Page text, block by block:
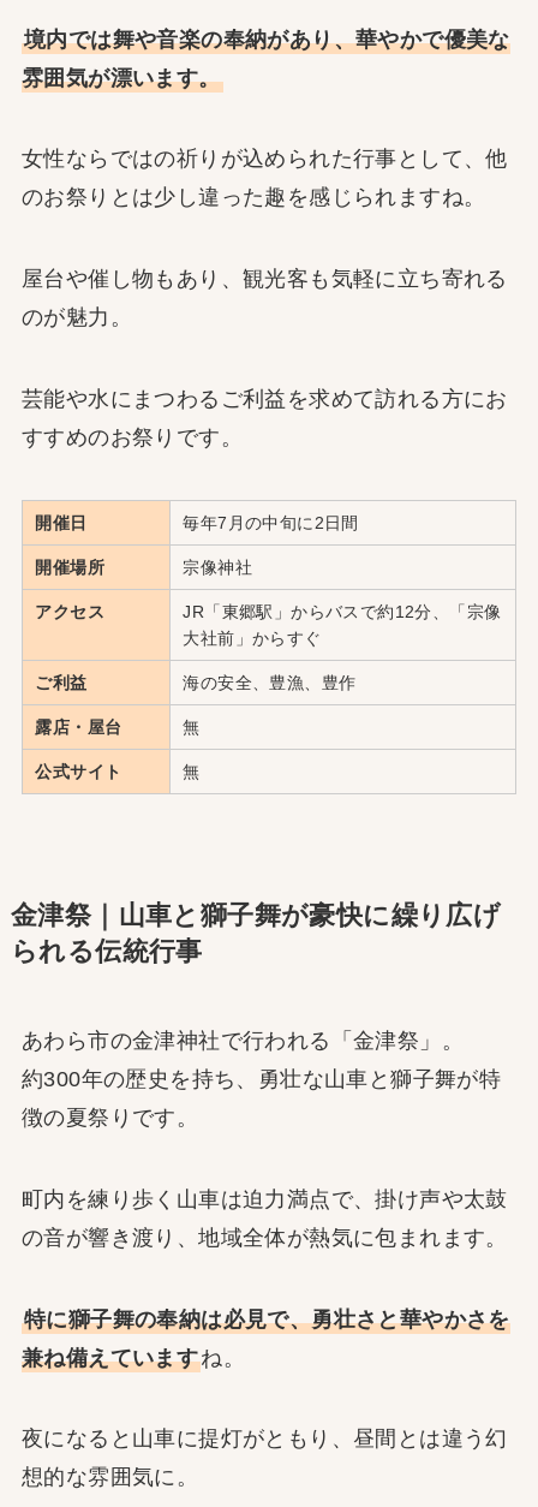
境内では舞や音楽の奉納があり、華やかで優美な
雰囲気が漂います。
女性ならではの祈りが込められた行事として、他
のお祭りとは少し違った趣を感じられますね。
屋台や催し物もあり、観光客も気軽に立ち寄れる
のが魅力。
芸能や水にまつわるご利益を求めて訪れる方にお
すすめのお祭りです。
開催日 毎年7月の中旬に2日間
開催場所 宗像神社
アクセス
JR「東郷駅」からバスで約12分、「宗像
大社前」からすぐ
ご利益 海の安全、豊漁、豊作
露店・屋台 無
公式サイト 無
金津祭｜山車と獅子舞が豪快に繰り広げ
られる伝統行事
あわら市の金津神社で行われる「金津祭」。
約300年の歴史を持ち、勇壮な山車と獅子舞が特
徴の夏祭りです。
町内を練り歩く山車は迫力満点で、掛け声や太鼓
の音が響き渡り、地域全体が熱気に包まれます。
特に獅子舞の奉納は必見で、勇壮さと華やかさを
兼ね備えていますね。
夜になると山車に提灯がともり、昼間とは違う幻
想的な雰囲気に。